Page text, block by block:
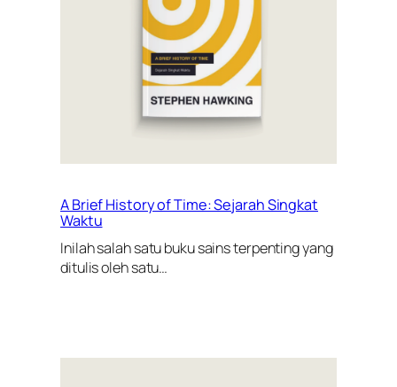
A Brief History of Time: Sejarah Singkat
Waktu
Inilah salah satu buku sains terpenting yang
ditulis oleh satu…